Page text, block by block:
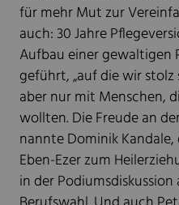
für mehr Mut zur
auch: 30 Jahre
Aufbau einer gewaltigen
geführt, „auf die wir stolz
aber nur mit Menschen,
wollten. Die Freude an
nannte Dominik
Eben-Ezer zum
in der